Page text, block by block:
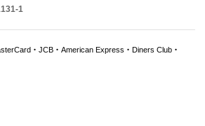
1
・JCB・American Express・Diners Club・